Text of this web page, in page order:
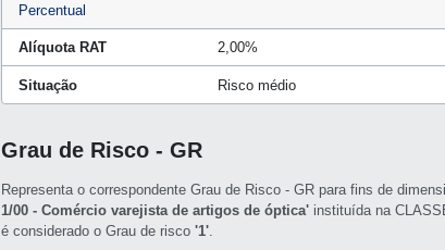
Percentual
Alíquota RAT 2,00%
Situação Risco médio
Grau de Risco - GR
Representa o correspondente Grau de Risco - GR para fins de
1/00 - Comércio varejista de artigos de óptica' instituída na
é considerado o Grau de risco'1'